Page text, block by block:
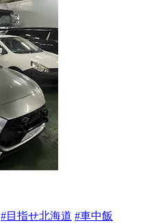
#目指せ北海道 #車中飯